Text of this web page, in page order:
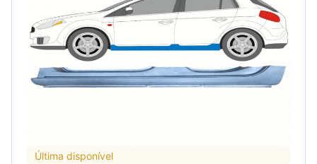
Última disponível